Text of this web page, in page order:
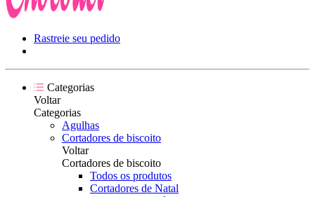
Rastreie seu pedido
Categorias
Voltar
Categorias
Agulhas
Cortadores de biscoito
Voltar
Cortadores de biscoito
Todos os produtos
Cortadores de Natal